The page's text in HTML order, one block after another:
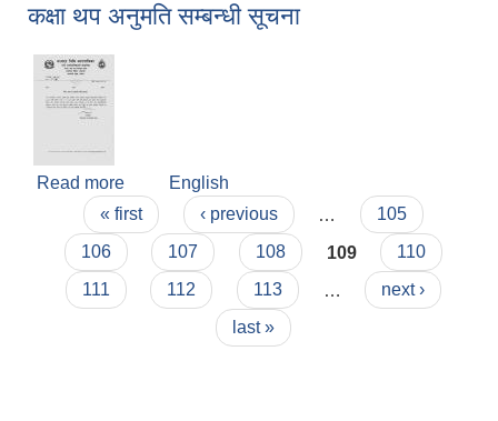
कक्षा थप अनुमति सम्बन्धी सूचना
Read more about कक्षा थप अनुमति सम्बन्धी सूचना
English
Pages« first ‹ previous
105
106
107 108 109
110
111
112 113
next ›
last »